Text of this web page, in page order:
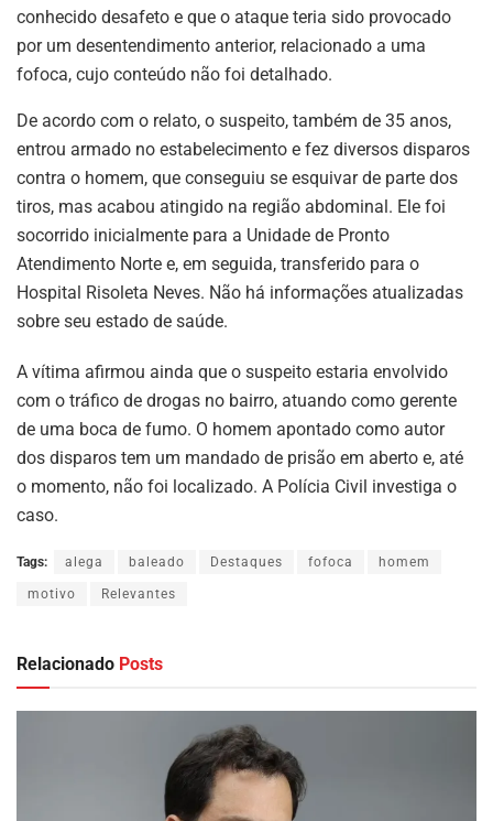
conhecido desafeto e que o ataque teria sido provocado
por um desentendimento anterior, relacionado a uma
fofoca, cujo conteúdo não foi detalhado.
De acordo com o relato, o suspeito, também de 35 anos,
entrou armado no estabelecimento e fez diversos disparos
contra o homem, que conseguiu se esquivar de parte dos
tiros, mas acabou atingido na região abdominal. Ele foi
socorrido inicialmente para a Unidade de Pronto
Atendimento Norte e, em seguida, transferido para o
Hospital Risoleta Neves. Não há informações atualizadas
sobre seu estado de saúde.
A vítima afirmou ainda que o suspeito estaria envolvido
com o tráfico de drogas no bairro, atuando como gerente
de uma boca de fumo. O homem apontado como autor
dos disparos tem um mandado de prisão em aberto e, até
o momento, não foi localizado. A Polícia Civil investiga o
caso.
Tags: alega baleado Destaques fofoca homem
motivo Relevantes
Relacionado Posts